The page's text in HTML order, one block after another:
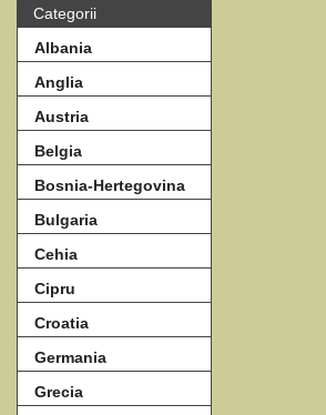
Categorii
Albania
Anglia
Austria
Belgia
Bosnia-Hertegovina
Bulgaria
Cehia
Cipru
Croatia
Germania
Grecia